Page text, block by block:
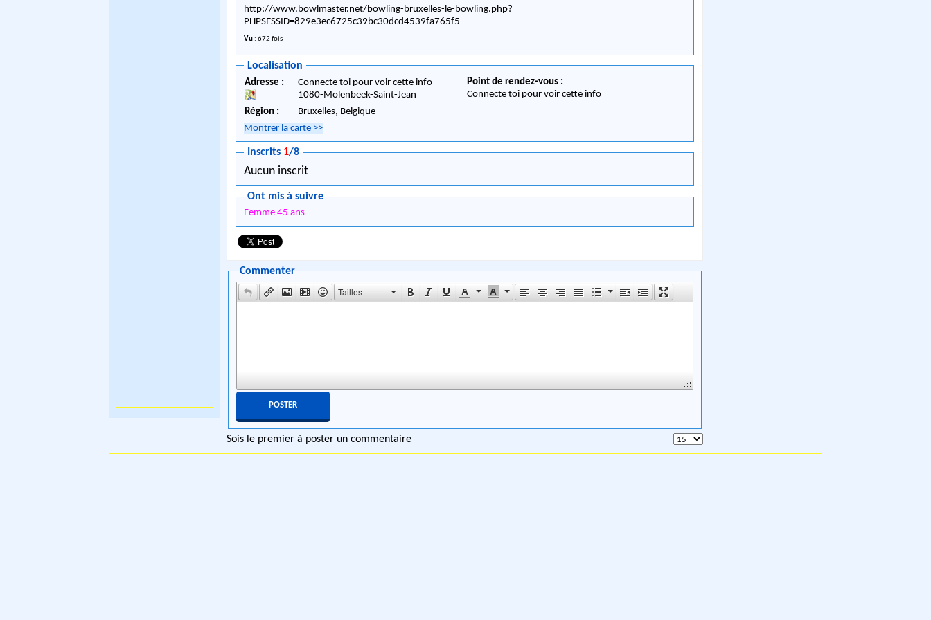
http://www.bowlmaster.net/bowling-bruxelles-le-bowling.php?
PHPSESSID=829e3ec6725c39bc30dcd4539fa765f5
Vu : 672 fois
Localisation
Adresse :
Connecte toi pour voir cette info
1080-Molenbeek-Saint-Jean
Région :
Bruxelles, Belgique
Point de rendez-vous :
Connecte toi pour voir cette info
Montrer la carte >>
Inscrits 1/8
Aucun inscrit
Ont mis à suivre
Femme 45 ans
Commenter
Tailles
Sois le premier à poster un commentaire